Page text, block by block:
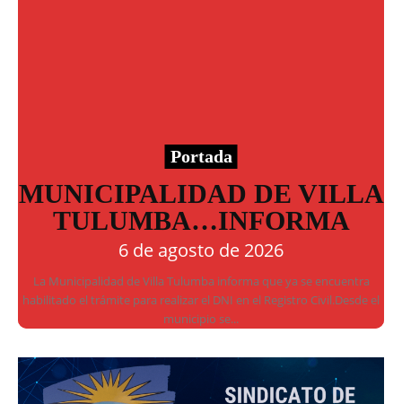
Portada
MUNICIPALIDAD DE VILLA
TULUMBA…INFORMA
6 de agosto de 2026
La Municipalidad de Villa Tulumba informa que ya se encuentra
habilitado el trámite para realizar el DNI en el Registro Civil.Desde el
municipio se...